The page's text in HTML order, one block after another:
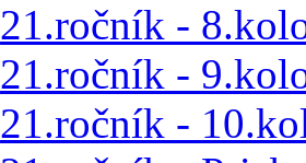
21.ročník -
21.ročník -
21.ročník -